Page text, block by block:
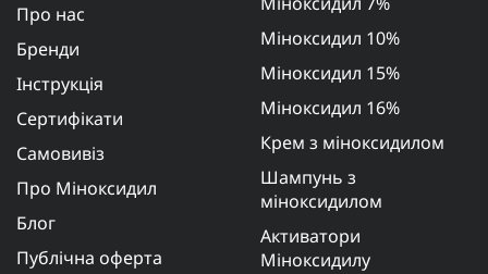
Про нас
Бренди
Інструкція
Сертифікати
Самовивіз
Про Міноксидил
Блог
Публічна оферта
Міноксидил 10%
Міноксидил 15%
Міноксидил 16%
Крем з міноксидилом
Шампунь з
міноксидилом
Активатори
Міноксидилу